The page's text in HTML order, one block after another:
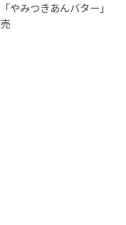
やみつきあんバター」